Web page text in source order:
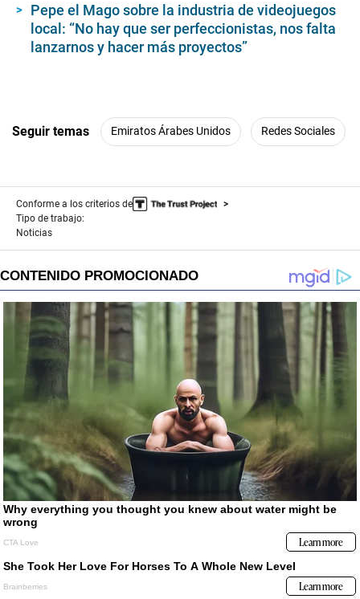
Pepe el Mago sobre la industria de videojuegos
local: “No hay que ser perfeccionistas, nos falta
lanzarnos y hacer más proyectos”
Seguir temas Emiratos Árabes Unidos Redes Sociales
Conforme a los criterios de
Tipo de trabajo:
Noticias